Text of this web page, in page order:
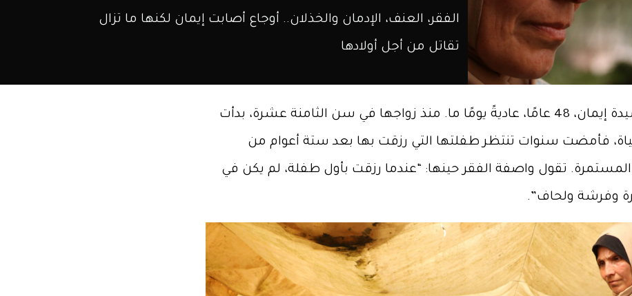
الفقر، العنف، الإدمان والخذلان.. أوجاع أصابت إيمان لكنها ما تزال
تقاتل من أجل أولادها
لم تكن حياة السيدة إيمان، 48 عامًا، عاديةً يومًا ما. منذ زواجها في سن الثامنة عشرة، بدأت
فأمضت سنوات تنتظر طفلتها التي رزقت بها بعد ستة أعوام من
المستمرة. تقول واصفة الفقر حينها: “عندما رزقت بأول طفلة، لم يكن في
وفرشة ولحاف”.